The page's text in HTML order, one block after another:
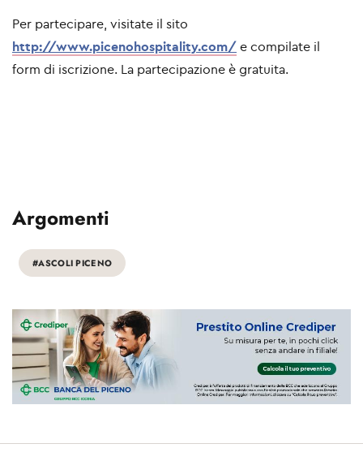
Per partecipare, visitate il sito
http://www.picenohospitality.com/ e compilate il
form di iscrizione. La partecipazione è gratuita.
Argomenti
#ASCOLI PICENO